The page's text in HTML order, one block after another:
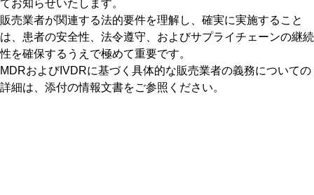
てお知らせいたします。
販売業者が関連する法的要件を理解し、確実に実施すること
は、患者の安全性、法令遵守、およびサプライチェーンの継続
性を確保するうえで極めて重要です。
MDRおよびIVDRに基づく具体的な販売業者の義務についての
詳細は、添付の情報文書をご参照ください。